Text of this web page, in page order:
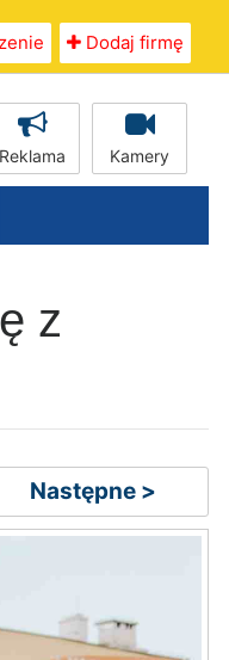
Dodaj firmę
Reklama Kamery
z
Następne >